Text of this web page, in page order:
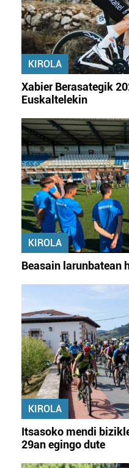
KIROLA
Xabier Berasategik
Euskaltelekin
KIROLA
Beasain larunbatean
KIROLA
Itsasoko mendi
29an egingo dute